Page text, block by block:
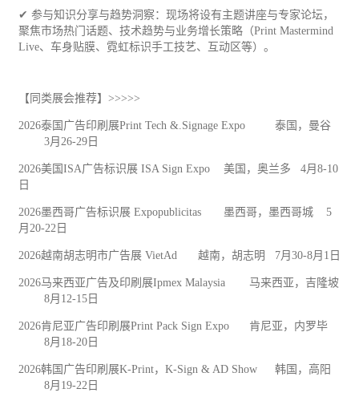
✔ 参与知识分享与趋势洞察：现场将设有主题讲座与专家论坛，
聚焦市场热门话题、技术趋势与业务增长策略（Print Mastermind
Live、车身贴膜、霓虹标识手工技艺、互动区等）。
【同类展会推荐】>>>>>
2026泰国广告印刷展Print Tech &.Signage Expo
泰国，曼谷
3月26-29日
2026美国ISA广告标识展 ISA Sign Expo 美国，奥兰多
4月8-10
日
2026墨西哥广告标识展 Expopublicitas 墨西哥，墨西哥城
5
月20-22日
2026越南胡志明市广告展 VietAd 越南，胡志明 7月30-8月1日
2026马来西亚广告及印刷展Ipmex Malaysia
马来西亚，吉隆坡
8月12-15日
2026肯尼亚广告印刷展Print Pack Sign Expo
肯尼亚，内罗毕
8月18-20日
2026韩国广告印刷展K-Print，K-Sign & AD Show
韩国，高阳
8月19-22日